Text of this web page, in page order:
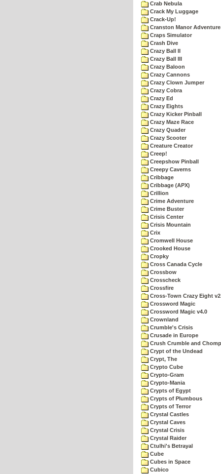
Crab Nebula
Crack My Luggage
Crack-Up!
Cranston Manor Adventure
Craps Simulator
Crash Dive
Crazy Ball II
Crazy Ball III
Crazy Baloon
Crazy Cannons
Crazy Clown Jumper
Crazy Cobra
Crazy Ed
Crazy Eights
Crazy Kicker Pinball
Crazy Maze Race
Crazy Quader
Crazy Scooter
Creature Creator
Creep!
Creepshow Pinball
Creepy Caverns
Cribbage
Cribbage (APX)
Crillion
Crime Adventure
Crime Buster
Crisis Center
Crisis Mountain
Crix
Cromwell House
Crooked House
Cropky
Cross Canada Cycle
Crossbow
Crosscheck
Crossfire
Cross-Town Crazy Eight
Crossword Magic
Crossword Magic v4.0
Crownland
Crumble's Crisis
Crusade in Europe
Crush Crumble and Chomp
Crypt of the Undead
Crypt, The
Crypto Cube
Crypto-Gram
Crypto-Mania
Crypts of Egypt
Crypts of Plumbous
Crypts of Terror
Crystal Castles
Crystal Caves
Crystal Crisis
Crystal Raider
Ctulhi's Betrayal
Cube
Cubes in Space
Cubico